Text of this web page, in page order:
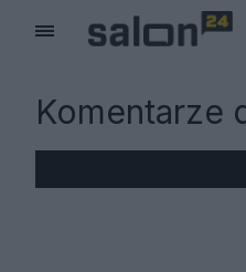
Komentarze